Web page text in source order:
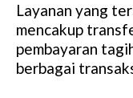
Layanan yang
mencakup
pembayaran
berbagai